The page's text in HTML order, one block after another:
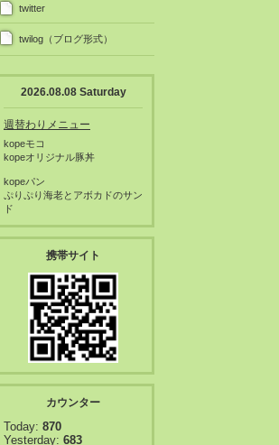
twitter
twilog（ブログ形式）
2026.08.08 Saturday
週替わりメニュー
kopeモコ
kopeオリジナル豚丼
kopeパン
ぷりぷり海老とアボカドのサン
ド
携帯サイト
カウンター
Today: 870
Yesterday: 683